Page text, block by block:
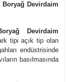
Devirdaim
Devirdaim
tipi açık tip olan
endüstrisinde
basılmasında